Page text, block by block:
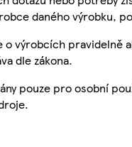
daného výrobku,
výrobcích pravidelně
dle zákona.
pouze pro osobní